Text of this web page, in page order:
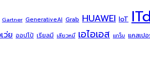
Gartner GenerativeAI Grab HUAWEI IoT
ว่ย ออปโป้ เรียลมี เสียวหมี่ เอไอเอส แกร็บ แคสเป